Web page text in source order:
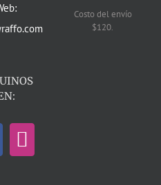
Costo del envío
$120.